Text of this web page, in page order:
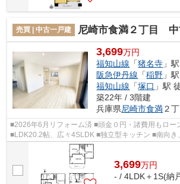
売買 | 中古一戸建 尼崎市食満２丁目 中
3,699万円
福知山線 「猪名寺 」
阪急伊丹線 「稲野 」
福知山線 「塚口 」駅
築22年 / 3階建
兵庫県尼崎市食満２
■2026年6月リフォーム済 ■頭金０円・諸費用もロー
■LDK20.2帖、広々4SLDK ■独立型キッチン ■南向き
3,699万円
- / 4LDK＋1S(納